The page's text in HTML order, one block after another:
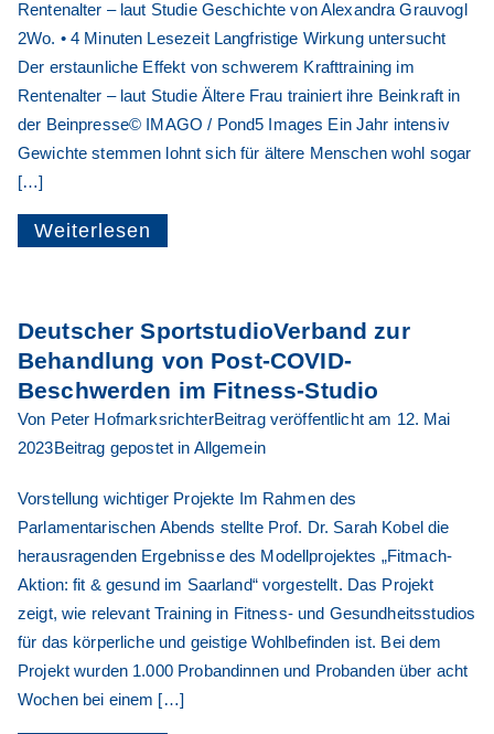
Rentenalter – laut Studie Geschichte von Alexandra Grauvogl
2Wo. • 4 Minuten Lesezeit Langfristige Wirkung untersucht
Der erstaunliche Effekt von schwerem Krafttraining im
Rentenalter – laut Studie Ältere Frau trainiert ihre Beinkraft in
der Beinpresse© IMAGO / Pond5 Images Ein Jahr intensiv
Gewichte stemmen lohnt sich für ältere Menschen wohl sogar
[…]
Weiterlesen
Deutscher SportstudioVerband zur
Behandlung von Post-COVID-
Beschwerden im Fitness-Studio
Von Peter HofmarksrichterBeitrag veröffentlicht am 12. Mai
2023Beitrag gepostet in Allgemein
Vorstellung wichtiger Projekte Im Rahmen des
Parlamentarischen Abends stellte Prof. Dr. Sarah Kobel die
herausragenden Ergebnisse des Modellprojektes „Fitmach-
Aktion: fit & gesund im Saarland“ vorgestellt. Das Projekt
zeigt, wie relevant Training in Fitness- und Gesundheitsstudios
für das körperliche und geistige Wohlbefinden ist. Bei dem
Projekt wurden 1.000 Probandinnen und Probanden über acht
Wochen bei einem […]